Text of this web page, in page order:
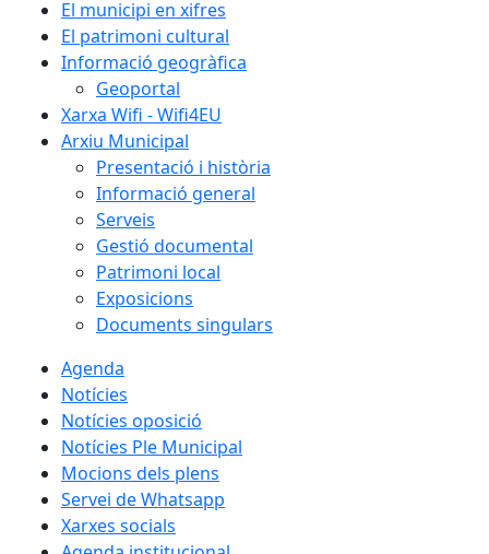
El municipi en xifres
El patrimoni cultural
Informació geogràfica
Geoportal
Xarxa Wifi - Wifi4EU
Arxiu Municipal
Presentació i història
Informació general
Serveis
Gestió documental
Patrimoni local
Exposicions
Documents singulars
Agenda
Notícies
Notícies oposició
Notícies Ple Municipal
Mocions dels plens
Servei de Whatsapp
Xarxes socials